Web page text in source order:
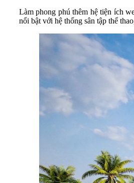
Làm phong phú thêm hệ tiện ích
nổi bật với hệ thống sân tập thể